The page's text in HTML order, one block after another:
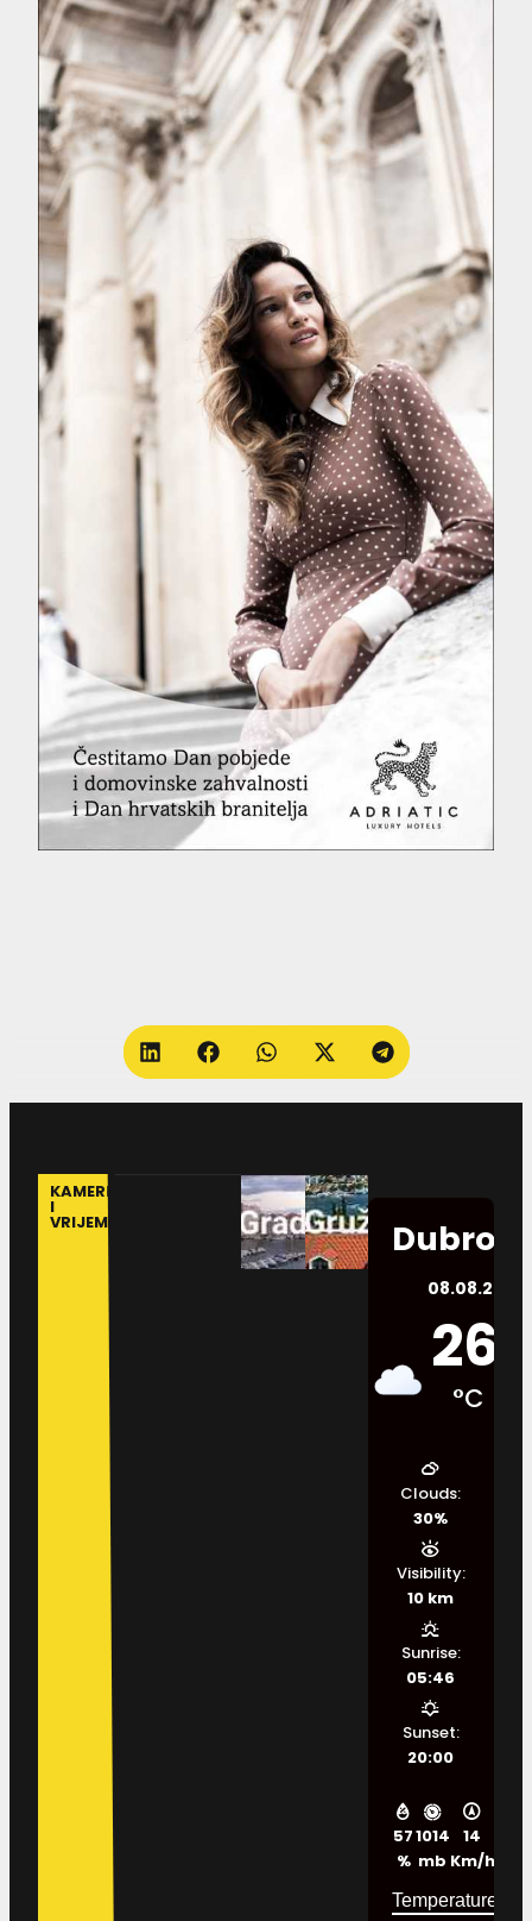
KAMERE
I
VRIJEME
08.08.2026.
26
°C
57
%
1014
mb
14
Km/h
Clouds:
30%
Visibility:
10 km
Sunrise:
05:46
Sunset:
20:00